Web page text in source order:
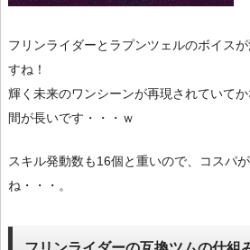
フリンライダーとラプンツェルのボイス
すね！
輝く未来のワンシーンが再現されていて
間が長いです・・・ｗ
スキル発動数も16個と重いので、コスパ
ね・・・。